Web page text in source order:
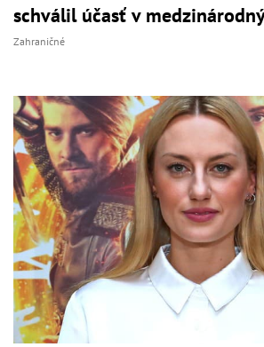
schválil účasť v
Zahraničné